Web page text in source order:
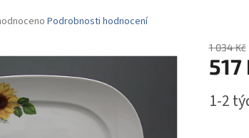
Podrobnosti hodnocení
1 034 Kč
517
cena:
1-2